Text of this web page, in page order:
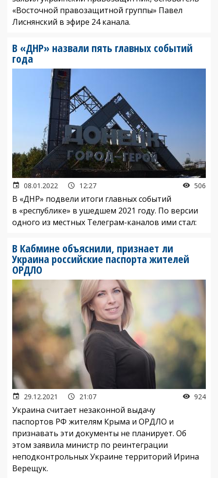
«Восточной правозащитной группы» Павел
Лиснянский в эфире 24 канала.
В «ДНР» назвали пять главных событий
года
08.01.2022 12:27 506
В «ДНР» подвели итоги главных событий
в «республике» в ушедшем 2021 году. По версии
одного из местных Телеграм-каналов ими стал:
В Кабмине объяснили, признает ли
Украина российские паспорта жителей
ОРДЛО
29.12.2021 21:07 924
Украина считает незаконной выдачу
паспортов РФ жителям Крыма и ОРДЛО и
признавать эти документы не планирует. Об
этом заявила министр по реинтеграции
неподконтрольных Украине территорий Ирина
Верещук.